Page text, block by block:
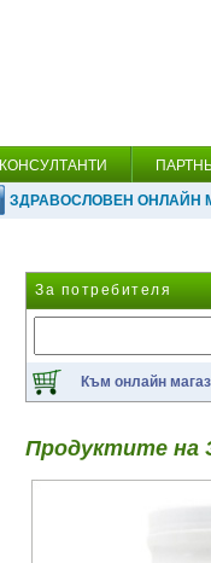
КОНСУЛТАНТИ
ЗДРАВОСЛОВЕН ОНЛАЙН
За потребителя
Към онлайн
Продуктите на